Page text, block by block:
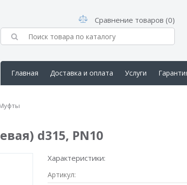
Сравнение товаров (0)
Главная Доставка и оплата Услуги
d315, PN10
Характеристики:
Артикул: